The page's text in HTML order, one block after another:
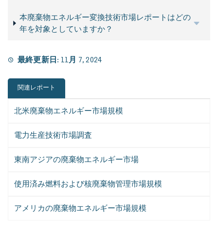
本廃棄物エネルギー変換技術市場レポートはどの
年を対象としていますか？
最終更新日: 11月 7, 2024
関連レポート
北米廃棄物エネルギー市場規模
電力生産技術市場調査
東南アジアの廃棄物エネルギー市場
使用済み燃料および核廃棄物管理市場規模
アメリカの廃棄物エネルギー市場規模